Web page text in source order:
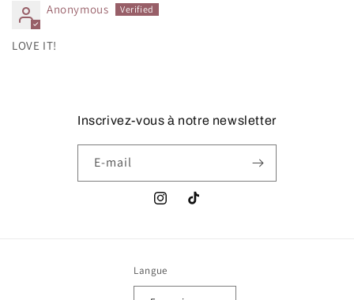
Anonymous
LOVE IT!
Inscrivez-vous à notre newsletter
E-mail
InstagramTikTok
Langue